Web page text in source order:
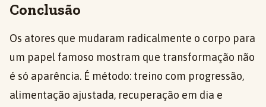
Conclusão
Os atores que mudaram radicalmente o corpo para
um papel famoso mostram que transformação não
é só aparência. É método: treino com progressão,
alimentação ajustada, recuperação em dia e